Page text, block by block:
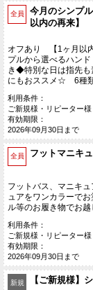
全員
今月のシンプ
以内の再来】
オフあり 【1ヶ月以
プルから選べるハン
き◆特別な日は指先も
にもおススメ☆ 6種
利用条件：
ご新規様・リピーター様
有効期限：
2026年09月30日まで
全員 フットマニキ
フットバス、マニキ
ュアをワンカラーで
ル等のお履き物でお越
利用条件：
ご新規様・リピーター様
有効期限：
2026年09月30日まで
新規
【ご新規様】